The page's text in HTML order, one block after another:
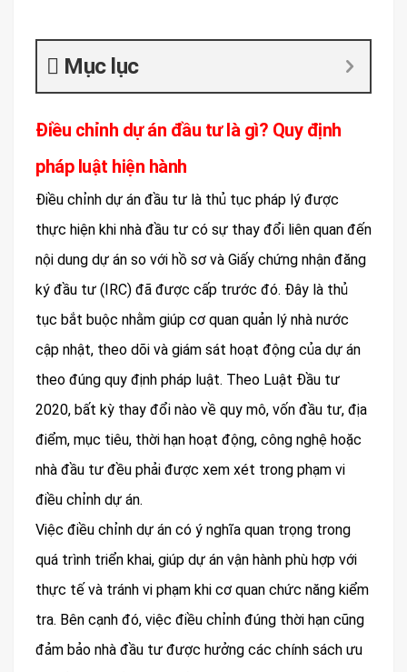
Mục lục
Điều chỉnh dự án đầu tư là gì? Quy định
pháp luật hiện hành
Điều chỉnh dự án đầu tư là thủ tục pháp lý được
thực hiện khi nhà đầu tư có sự thay đổi liên quan đến
nội dung dự án so với hồ sơ và Giấy chứng nhận đăng
ký đầu tư (IRC) đã được cấp trước đó. Đây là thủ
tục bắt buộc nhằm giúp cơ quan quản lý nhà nước
cập nhật, theo dõi và giám sát hoạt động của dự án
theo đúng quy định pháp luật. Theo Luật Đầu tư
2020, bất kỳ thay đổi nào về quy mô, vốn đầu tư, địa
điểm, mục tiêu, thời hạn hoạt động, công nghệ hoặc
nhà đầu tư đều phải được xem xét trong phạm vi
điều chỉnh dự án.
Việc điều chỉnh dự án có ý nghĩa quan trọng trong
quá trình triển khai, giúp dự án vận hành phù hợp với
thực tế và tránh vi phạm khi cơ quan chức năng kiểm
tra. Bên cạnh đó, việc điều chỉnh đúng thời hạn cũng
đảm bảo nhà đầu tư được hưởng các chính sách ưu